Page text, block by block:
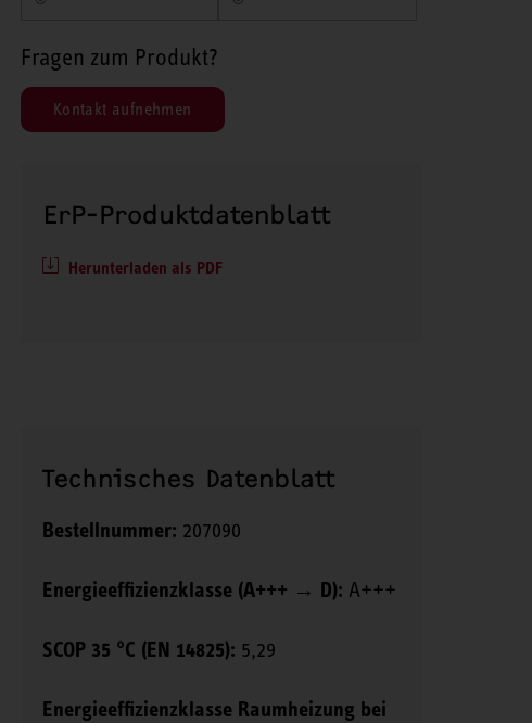
Fragen zum Produkt?
Kontakt aufnehmen
ErP-Produktdatenblatt
Herunterladen als PDF
Technisches Datenblatt
Bestellnummer: 207090
Energieeffizienzklasse (A+++ → D): A+++
SCOP 35 °C (EN 14825): 5,29
Energieeffizienzklasse Raumheizung bei